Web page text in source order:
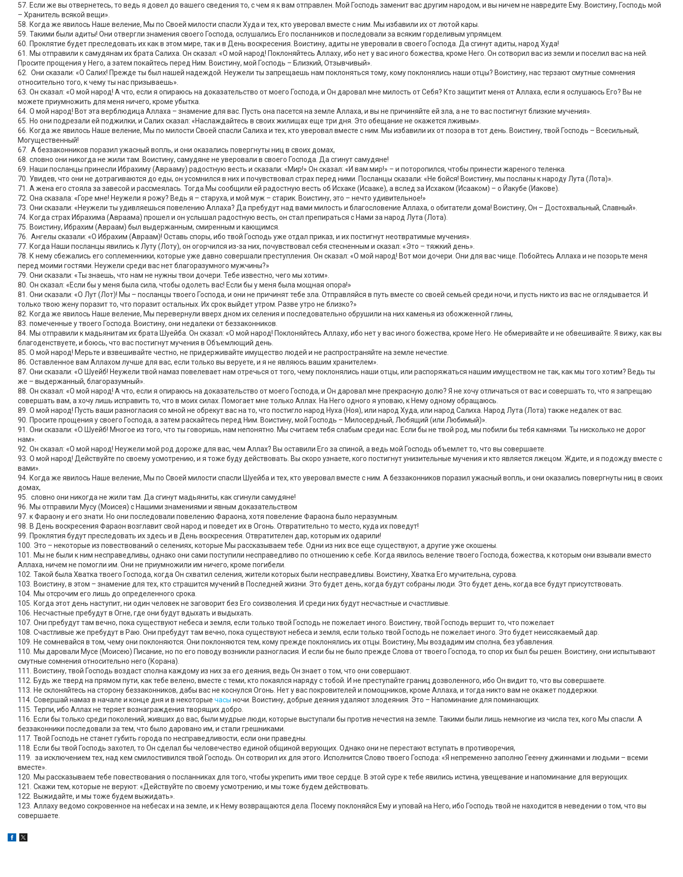
Если же вы отвернетесь, то ведь я довел до вашего сведения то, с чем я к вам отправлен. Мой Господь заменит вас другим народом, и вы ничем не навредите Ему. Воистину, Господь мой
– Хранитель всякой вещи».
Когда же явилось Наше веление, Мы по Своей милости спасли Худа и тех, кто уверовал вместе с ним. Мы избавили их от лютой кары.
Такими были адиты! Они отвергли знамения своего Господа, ослушались Его посланников и последовали за всяким горделивым упрямцем.
Проклятие будет преследовать их как в этом мире, так и в День воскресения. Воистину, адиты не уверовали в своего Господа. Да сгинут адиты, народ Худа!
Мы отправили к самудянам их брата Салиха. Он сказал: «О мой народ! Поклоняйтесь Аллаху, ибо нет у вас иного божества, кроме Него. Он сотворил вас из земли и поселил вас на ней.
Просите прощения у Него, а затем покайтесь перед Ним. Воистину, мой Господь – Близкий, Отзывчивый».
Они сказали: «О Салих! Прежде ты был нашей надеждой. Неужели ты запрещаешь нам поклоняться тому, кому поклонялись наши отцы? Воистину, нас терзают смутные сомнения
относительно того, к чему ты нас призываешь».
Он сказал: «О мой народ! А что, если я опираюсь на доказательство от моего Господа, и Он даровал мне милость от Себя? Кто защитит меня от Аллаха, если я ослушаюсь Его? Вы не
можете приумножить для меня ничего, кроме убытка.
О мой народ! Вот эта верблюдица Аллаха – знамение для вас. Пусть она пасется на земле Аллаха, и вы не причиняйте ей зла, а не то вас постигнут близкие мучения».
Но они подрезали ей поджилки, и Салих сказал: «Наслаждайтесь в своих жилищах еще три дня. Это обещание не окажется лживым».
Когда же явилось Наше веление, Мы по милости Своей спасли Салиха и тех, кто уверовал вместе с ним. Мы избавили их от позора в тот день. Воистину, твой Господь – Всесильный,
Могущественный!
А беззаконников поразил ужасный вопль, и они оказались повергнуты ниц в своих домах,
словно они никогда не жили там. Воистину, самудяне не уверовали в своего Господа. Да сгинут самудяне!
Наши посланцы принесли Ибрахиму (Аврааму) радостную весть и сказали: «Мир!» Он сказал: «И вам мир!» – и поторопился, чтобы принести жареного теленка.
Увидев, что они не дотрагиваются до еды, он усомнился в них и почувствовал страх перед ними. Посланцы сказали: «Не бойся! Воистину, мы посланы к народу Лута (Лота)».
А жена его стояла за завесой и рассмеялась. Тогда Мы сообщили ей радостную весть об Исхаке (Исааке), а вслед за Исхаком (Исааком) – о Йакубе (Иакове).
Она сказала: «Горе мне! Неужели я рожу? Ведь я – старуха, и мой муж – старик. Воистину, это – нечто удивительное!»
Они сказали: «Неужели ты удивляешься повелению Аллаха? Да пребудут над вами милость и благословение Аллаха, о обитатели дома! Воистину, Он – Достохвальный, Славный».
Когда страх Ибрахима (Авраама) прошел и он услышал радостную весть, он стал препираться с Нами за народ Лута (Лота).
Воистину, Ибрахим (Авраам) был выдержанным, смиренным и кающимся.
Ангелы сказали: «О Ибрахим (Авраам)! Оставь споры, ибо твой Господь уже отдал приказ, и их постигнут неотвратимые мучения».
Когда Наши посланцы явились к Луту (Лоту), он огорчился из-за них, почувствовал себя стесненным и сказал: «Это – тяжкий день».
К нему сбежались его соплеменники, которые уже давно совершали преступления. Он сказал: «О мой народ! Вот мои дочери. Они для вас чище. Побойтесь Аллаха и не позорьте меня
перед моими гостями. Неужели среди вас нет благоразумного мужчины?»
Они сказали: «Ты знаешь, что нам не нужны твои дочери. Тебе известно, чего мы хотим».
Он сказал: «Если бы у меня была сила, чтобы одолеть вас! Если бы у меня была мощная опора!»
Они сказали: «О Лут (Лот)! Мы – посланцы твоего Господа, и они не причинят тебе зла. Отправляйся в путь вместе со своей семьей среди ночи, и пусть никто из вас не оглядывается. И
только твою жену поразит то, что поразит остальных. Их срок выйдет утром. Разве утро не близко?»
Когда же явилось Наше веление, Мы перевернули вверх дном их селения и последовательно обрушили на них каменья из обожженной глины,
помеченные у твоего Господа. Воистину, они недалеки от беззаконников.
Мы отправили к мадьянитам их брата Шуейба. Он сказал: «О мой народ! Поклоняйтесь Аллаху, ибо нет у вас иного божества, кроме Него. Не обмеривайте и не обвешивайте. Я вижу, как вы
благоденствуете, и боюсь, что вас постигнут мучения в Объемлющий день.
О мой народ! Мерьте и взвешивайте честно, не придерживайте имущество людей и не распространяйте на земле нечестие.
Оставленное вам Аллахом лучше для вас, если только вы веруете, и я не являюсь вашим хранителем».
Они сказали: «О Шуейб! Неужели твой намаз повелевает нам отречься от того, чему поклонялись наши отцы, или распоряжаться нашим имуществом не так, как мы того хотим? Ведь ты
же – выдержанный, благоразумный».
Он сказал: «О мой народ! А что, если я опираюсь на доказательство от моего Господа, и Он даровал мне прекрасную долю? Я не хочу отличаться от вас и совершать то, что я запрещаю
совершать вам, а хочу лишь исправить то, что в моих силах. Помогает мне только Аллах. На Него одного я уповаю, к Нему одному обращаюсь.
О мой народ! Пусть ваши разногласия со мной не обрекут вас на то, что постигло народ Нуха (Ноя), или народ Худа, или народ Салиха. Народ Лута (Лота) также недалек от вас.
Просите прощения у своего Господа, а затем раскайтесь перед Ним. Воистину, мой Господь – Милосердный, Любящий (или Любимый)».
Они сказали: «О Шуейб! Многое из того, что ты говоришь, нам непонятно. Мы считаем тебя слабым среди нас. Если бы не твой род, мы побили бы тебя камнями. Ты нисколько не дорог
нам».
Он сказал: «О мой народ! Неужели мой род дороже для вас, чем Аллах? Вы оставили Его за спиной, а ведь мой Господь объемлет то, что вы совершаете.
О мой народ! Действуйте по своему усмотрению, и я тоже буду действовать. Вы скоро узнаете, кого постигнут унизительные мучения и кто является лжецом. Ждите, и я подожду вместе с
вами».
Когда же явилось Наше веление, Мы по Своей милости спасли Шуейба и тех, кто уверовал вместе с ним. А беззаконников поразил ужасный вопль, и они оказались повергнуты ниц в своих
домах,
словно они никогда не жили там. Да сгинут мадьяниты, как сгинули самудяне!
Мы отправили Мусу (Моисея) с Нашими знамениями и явным доказательством
к Фараону и его знати. Но они последовали повелению Фараона, хотя повеление Фараона было неразумным.
В День воскресения Фараон возглавит свой народ и поведет их в Огонь. Отвратительно то место, куда их поведут!
Проклятия будут преследовать их здесь и в День воскресения. Отвратителен дар, которым их одарили!
Это – некоторые из повествований о селениях, которые Мы рассказываем тебе. Одни из них все еще существуют, а другие уже скошены.
Мы не были к ним несправедливы, однако они сами поступили несправедливо по отношению к себе. Когда явилось веление твоего Господа, божества, к которым они взывали вместо
Аллаха, ничем не помогли им. Они не приумножили им ничего, кроме погибели.
Такой была Хватка твоего Господа, когда Он схватил селения, жители которых были несправедливы. Воистину, Хватка Его мучительна, сурова.
Воистину, в этом – знамение для тех, кто страшится мучений в Последней жизни. Это будет день, когда будут собраны люди. Это будет день, когда все будут присутствовать.
Мы отсрочим его лишь до определенного срока.
Когда этот день наступит, ни один человек не заговорит без Его соизволения. И среди них будут несчастные и счастливые.
Несчастные пребудут в Огне, где они будут вдыхать и выдыхать.
Они пребудут там вечно, пока существуют небеса и земля, если только твой Господь не пожелает иного. Воистину, твой Господь вершит то, что пожелает
Счастливые же пребудут в Раю. Они пребудут там вечно, пока существуют небеса и земля, если только твой Господь не пожелает иного. Это будет неиссякаемый дар.
Не сомневайся в том, чему они поклоняются. Они поклоняются тем, кому прежде поклонялись их отцы. Воистину, Мы воздадим им сполна, без убавления.
Мы даровали Мусе (Моисею) Писание, но по его поводу возникли разногласия. И если бы не было прежде Слова от твоего Господа, то спор их был бы решен. Воистину, они испытывают
смутные сомнения относительно него (Корана).
Воистину, твой Господь воздаст сполна каждому из них за его деяния, ведь Он знает о том, что они совершают.
Будь же тверд на прямом пути, как тебе велено, вместе с теми, кто покаялся наряду с тобой. И не преступайте границ дозволенного, ибо Он видит то, что вы совершаете.
Не склоняйтесь на сторону беззаконников, дабы вас не коснулся Огонь. Нет у вас покровителей и помощников, кроме Аллаха, и тогда никто вам не окажет поддержки.
Совершай намаз в начале и конце дня и в некоторые часы ночи. Воистину, добрые деяния удаляют злодеяния. Это – Напоминание для поминающих.
Терпи, ибо Аллах не теряет вознаграждения творящих добро.
Если бы только среди поколений, живших до вас, были мудрые люди, которые выступали бы против нечестия на земле. Такими были лишь немногие из числа тех, кого Мы спасли. А
беззаконники последовали за тем, что было даровано им, и стали грешниками.
Твой Господь не станет губить города по несправедливости, если они праведны.
Если бы твой Господь захотел, то Он сделал бы человечество единой общиной верующих. Однако они не перестают вступать в противоречия,
за исключением тех, над кем смилостивился твой Господь. Он сотворил их для этого. Исполнится Слово твоего Господа: «Я непременно заполню Геенну джиннами и людьми – всеми
вместе».
Мы рассказываем тебе повествования о посланниках для того, чтобы укрепить ими твое сердце. В этой суре к тебе явились истина, увещевание и напоминание для верующих.
Скажи тем, которые не веруют: «Действуйте по своему усмотрению, и мы тоже будем действовать.
Выжидайте, и мы тоже будем выжидать».
Аллаху ведомо сокровенное на небесах и на земле, и к Нему возвращаются дела. Посему поклоняйся Ему и уповай на Него, ибо Господь твой не находится в неведении о том, что вы
совершаете.